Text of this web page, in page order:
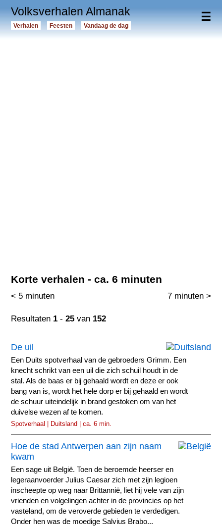
☰
Volksverhalen Almanak
Verhalen Feesten Vandaag de dag
Korte verhalen - ca. 6 minuten
< 5 minuten 7 minuten >
Resultaten 1 -25 van 152
De uil
Een Duits spotverhaal van de gebroeders Grimm. Een
knecht schrikt van een uil die zich schuil houdt in de
stal. Als de baas er bij gehaald wordt en deze er ook
bang van is, wordt het hele dorp er bij gehaald en wordt
de schuur uiteindelijk in brand gestoken om van het
duivelse wezen af te komen.
Spotverhaal | Duitsland | ca. 6 min.
Hoe de stad Antwerpen aan zijn naam
kwam
Een sage uit België. Toen de beroemde heerser en
legeraanvoerder Julius Caesar zich met zijn legioen
inscheepte op weg naar Brittannië, liet hij vele van zijn
vrienden en volgelingen achter in de provincies op het
vasteland, om de veroverde gebieden te verdedigen.
Onder hen was de moedige Salvius Brabo...